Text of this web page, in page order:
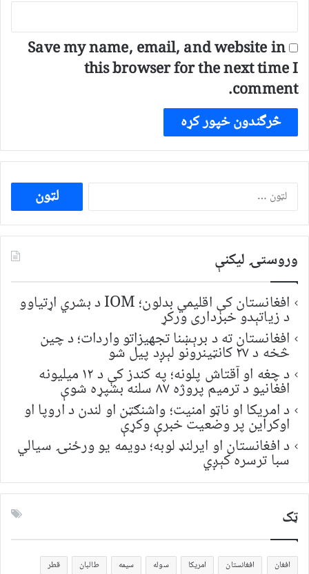
Save my name, email, and website in
this browser for the next time I
comment.
ددی
لپاره
لټون:
وروستۍ ليکنې
افغانستان کې اقلیمي بدلون؛ IOM د بشري اړتیاوو
د زیاتېدو خبرداری ورکړ
افغانستان ته د برېښنا تجهیزاتو واردات؛ د چین
څخه د ۲۷ کانټینرونو لېږد پیل شو
د چغه او آقتاش پلونه؛ په کندز کې د ۱۲ میلیونه
افغانیو د ترمیم پروژه ۸۷ سلنه بشپړه شوې
د امریکا او ناټو امنیت؛ واشنګټن او لندن د اروپا او
اوکراین پر وضعیت خبرې وکړې
د افغانستان او ایرلنډ لوبه؛ دویمه یو ورځنۍ سیالي
سبا ترسره کېږي
ټک
افغان افغانستان امریکا سوله سیمه طالبان
قطر